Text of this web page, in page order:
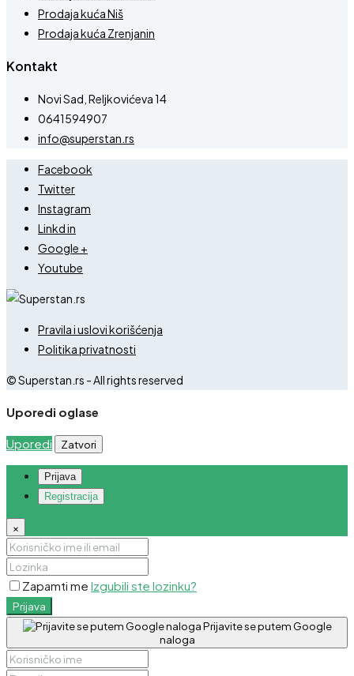
Prodaja kuća Niš
Prodaja kuća Zrenjanin
Kontakt
Novi Sad, Reljkovićeva 14
0641594907
info@superstan.rs
Facebook
Twitter
Instagram
Linkd in
Google +
Youtube
Pravila i uslovi korišćenja
Politika privatnosti
© Superstan.rs - All rights reserved
Uporedi oglase
Uporedi Zatvori
Prijava
Registracija
×
Zapamti me Izgubili ste lozinku?
Prijava
Prijavite se putem Google
naloga